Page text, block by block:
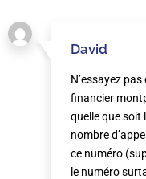
David
N’essayez
financier
quelle que soit
nombre
ce numéro
le numéro